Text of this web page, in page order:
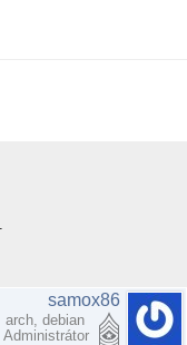
samox86
arch, debian
Administrátor